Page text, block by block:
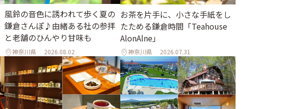
風鈴の音色に誘われて歩く夏の
鎌倉さんぽ♪由緒ある社の参拝
と老舗のひんやり甘味も
神奈川県 2026.08.02
お茶を片手に、小さな手紙をし
たためる鎌倉時間「Teahouse
AlonAlne」
神奈川県 2026.07.31